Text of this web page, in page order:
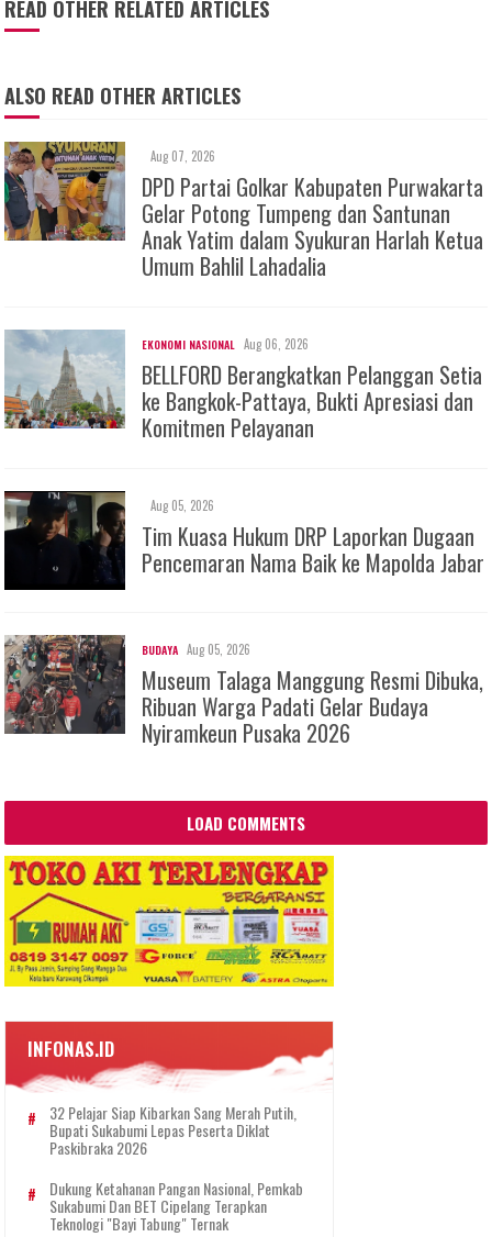
READ OTHER RELATED ARTICLES
ALSO READ OTHER ARTICLES
Aug 07, 2026
DPD Partai Golkar Kabupaten Purwakarta
Gelar Potong Tumpeng dan Santunan
Anak Yatim dalam Syukuran Harlah Ketua
Umum Bahlil Lahadalia
EKONOMI NASIONAL Aug 06, 2026
BELLFORD Berangkatkan Pelanggan Setia
ke Bangkok-Pattaya, Bukti Apresiasi dan
Komitmen Pelayanan
Aug 05, 2026
Tim Kuasa Hukum DRP Laporkan Dugaan
Pencemaran Nama Baik ke Mapolda Jabar
BUDAYA Aug 05, 2026
Museum Talaga Manggung Resmi Dibuka,
Ribuan Warga Padati Gelar Budaya
Nyiramkeun Pusaka 2026
LOAD COMMENTS
INFONAS.ID
32 Pelajar Siap Kibarkan Sang Merah Putih,
Bupati Sukabumi Lepas Peserta Diklat
Paskibraka 2026
Dukung Ketahanan Pangan Nasional, Pemkab
Sukabumi Dan BET Cipelang Terapkan
Teknologi "Bayi Tabung" Ternak